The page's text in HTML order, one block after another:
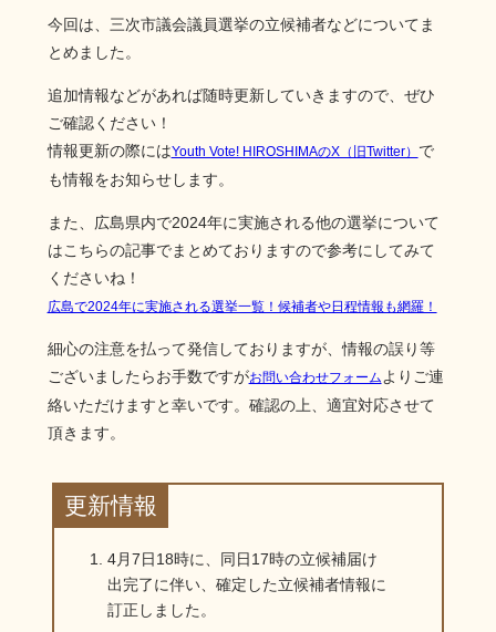
今回は、三次市議会議員選挙の立候補者などについてま
とめました。
追加情報などがあれば随時更新していきますので、ぜひ
ご確認ください！
情報更新の際にはYouth Vote! HIROSHIMAのX（旧Twitter）
で
も情報をお知らせします。
また、広島県内で2024年に実施される他の選挙について
はこちらの記事でまとめておりますので参考にしてみて
くださいね！
広島で2024年に実施される選挙一覧！候補者や日程情報も網羅！
細心の注意を払って発信しておりますが、情報の誤り等
ございましたらお手数ですがお問い合わせフォームよりご連
絡いただけますと幸いです。確認の上、適宜対応させて
頂きます。
更新情報
4月7日18時に、同日17時の立候補届け
出完了に伴い、確定した立候補者情報に
訂正しました。